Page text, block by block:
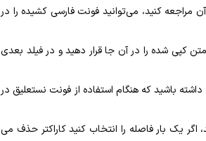
کنید، می‌توانید فونت فارسی کشیده را در
عینا متن کپی شده را در آن‌ جا قرار دهید و در فیلد بعدی
باشید که هنگام استفاده از فونت نستعلیق در
یک ‌بار فاصله را انتخاب کنید کاراکتر حذف می